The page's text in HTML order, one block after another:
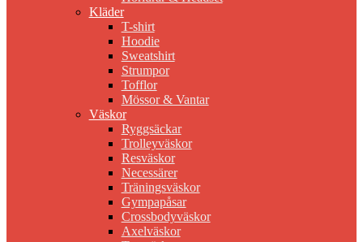
Kläder
T-shirt
Hoodie
Sweatshirt
Strumpor
Tofflor
Mössor & Vantar
Väskor
Ryggsäckar
Trolleyväskor
Resväskor
Necessärer
Träningsväskor
Gympapåsar
Crossbodyväskor
Axelväskor